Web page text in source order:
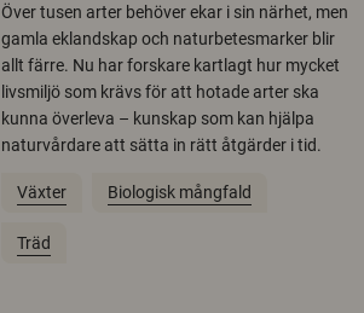
Över tusen arter behöver ekar i sin närhet, men
gamla eklandskap och naturbetesmarker blir
allt färre. Nu har forskare kartlagt hur mycket
livsmiljö som krävs för att hotade arter ska
kunna överleva – kunskap som kan hjälpa
naturvårdare att sätta in rätt åtgärder i tid.
Växter Biologisk mångfald
Träd